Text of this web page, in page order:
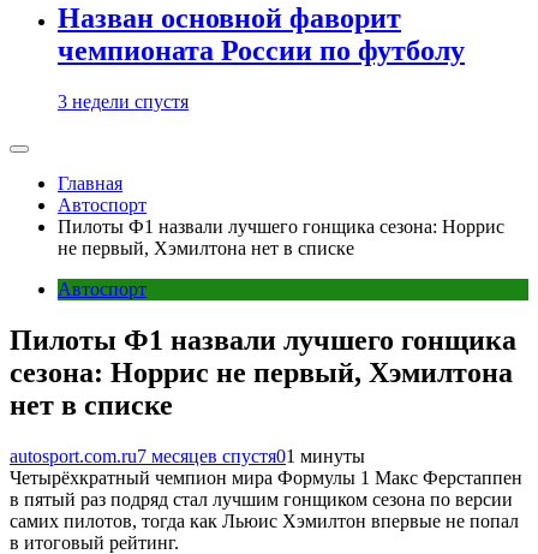
Назван основной фаворит
чемпионата России по футболу
3 недели спустя
Главная
Автоспорт
Пилоты Ф1 назвали лучшего гонщика сезона: Норрис
не первый, Хэмилтона нет в списке
Автоспорт
Пилоты Ф1 назвали лучшего гонщика
сезона: Норрис не первый, Хэмилтона
нет в списке
autosport.com.ru7 месяцев спустя01 минуты
Четырёхкратный чемпион мира Формулы 1 Макс Ферстаппен
в пятый раз подряд стал лучшим гонщиком сезона по версии
самих пилотов, тогда как Льюис Хэмилтон впервые не попал
в итоговый рейтинг.